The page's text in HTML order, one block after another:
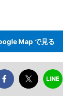
Map で見る